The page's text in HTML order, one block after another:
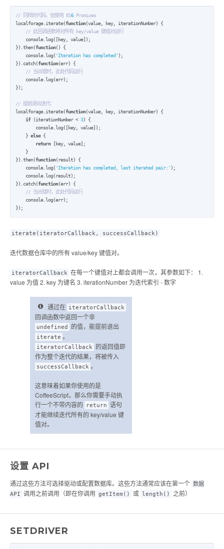
// 同样的代码，但使用 ES6 Promises
localforage.iterate(function(value, key, iterationNumber) {
// 此回调函数将对所有 key/value 键值对运行
    console.log([key, value]);
}).then(function() {
    console.log(
'Iteration has completed' );
}).catch(function(err) {
// 当出错时，此处代码运行
    console.log(err);
});
// 提前退出迭代：
localforage.iterate(function(value, key, iterationNumber) {
if (iterationNumber < 3) {
        console.log([key, value]);
    }
else {
return [key, value];
    }
}).then(function(result) {
    console.log(
'Iteration has completed, last iterated pair:' );
    console.log(result);
}).catch(function(err) {
// 当出错时，此处代码运行
    console.log(err);
});
iterate(iteratorCallback, successCallback)
迭代数据仓库中的所有 value/key 键值对。
iteratorCallback 在每一个键值对上都会调用一次，其参数如下： 1.
value 为值 2. key 为键名 3. iterationNumber 为迭代索引 - 数字
通过在 iteratorCallback
回调函数中返回一个非
undefined 的值，能提前退出
iterate 。
iteratorCallback 的返回值即
作为整个迭代的结果，将被传入
successCallback 。
这意味着如果你使用的是
CoffeeScript，那么你需要手动执
行一个不带内容的
return 语句
才能继续迭代所有的 key/value 键
值对。
设置 API
通过这些方法可选择驱动或配置数据库。这些方法通常应该在第一个 数据
API 调用之前调用（即在你调用 getItem() 或 length() 之前）
SETDRIVER